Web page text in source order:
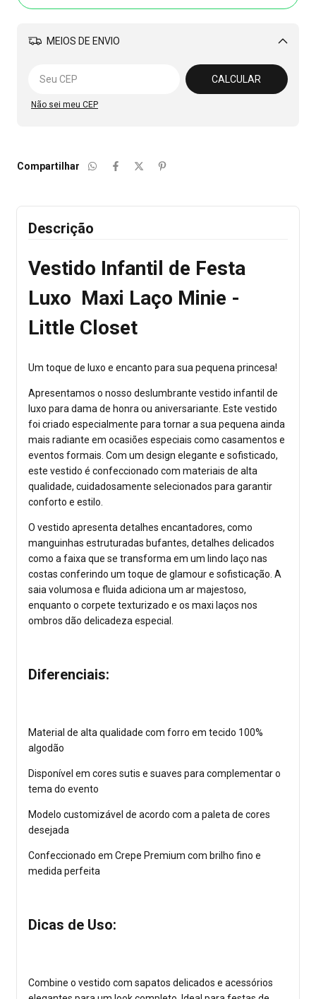
MEIOS DE ENVIO
Alterar CEP
CALCULAR
Não sei meu CEP
Compartilhar
Descrição
Vestido Infantil de Festa
Luxo Maxi Laço Minie -
Little Closet
Um toque de luxo e encanto para sua pequena princesa!
Apresentamos o nosso deslumbrante vestido infantil de
luxo para dama de honra ou aniversariante. Este vestido
foi criado especialmente para tornar a sua pequena ainda
mais radiante em ocasiões especiais como casamentos e
eventos formais. Com um design elegante e sofisticado,
este vestido é confeccionado com materiais de alta
qualidade, cuidadosamente selecionados para garantir
conforto e estilo.
O vestido apresenta detalhes encantadores, como
manguinhas estruturadas bufantes, detalhes delicados
como a faixa que se transforma em um lindo laço nas
costas conferindo um toque de glamour e sofisticação. A
saia volumosa e fluida adiciona um ar majestoso,
enquanto o corpete texturizado e os maxi laços nos
ombros dão delicadeza especial.
Diferenciais:
Material de alta qualidade com forro em tecido 100%
algodão
Disponível em cores sutis e suaves para complementar o
tema do evento
Modelo customizável de acordo com a paleta de cores
desejada
Confeccionado em Crepe Premium com brilho fino e
medida perfeita
Dicas de Uso:
Combine o vestido com sapatos delicados e acessórios